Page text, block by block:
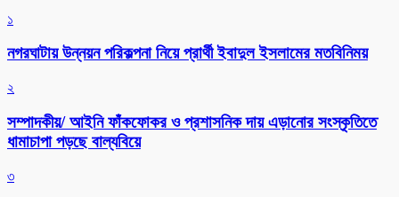
১
নগরঘাটায় উন্নয়ন পরিকল্পনা নিয়ে প্রার্থী ইবাদুল ইসলামের মতবিনিময়
২
সম্পাদকীয়/ আইনি ফাঁকফোকর ও প্রশাসনিক দায় এড়ানোর সংস্কৃতিতে
ধামাচাপা পড়ছে বাল্যবিয়ে
৩